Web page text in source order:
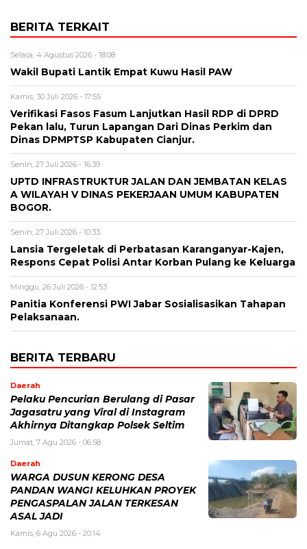
BERITA TERKAIT
Selasa, 4 Agustus 2026 - 18:08
Wakil Bupati Lantik Empat Kuwu Hasil PAW
Kamis, 30 Juli 2026 - 17:55
Verifikasi Fasos Fasum Lanjutkan Hasil RDP di DPRD
Pekan lalu, Turun Lapangan Dari Dinas Perkim dan
Dinas DPMPTSP Kabupaten Cianjur.
Senin, 27 Juli 2026 - 16:39
UPTD INFRASTRUKTUR JALAN DAN JEMBATAN KELAS
A WILAYAH V DINAS PEKERJAAN UMUM KABUPATEN
BOGOR.
Senin, 27 Juli 2026 - 10:33
Lansia Tergeletak di Perbatasan Karanganyar-Kajen,
Respons Cepat Polisi Antar Korban Pulang ke Keluarga
Minggu, 26 Juli 2026 - 12:53
Panitia Konferensi PWI Jabar Sosialisasikan Tahapan
Pelaksanaan.
BERITA TERBARU
Daerah
Pelaku Pencurian Berulang di Pasar
Jagasatru yang Viral di Instagram
Akhirnya Ditangkap Polsek Seltim
Jumat, 7 Agu 2026 - 06:58
Daerah
WARGA DUSUN KERONG DESA
PANDAN WANGI KELUHKAN PROYEK
PENGASPALAN JALAN TERKESAN
ASAL JADI
Kamis, 6 Agu 2026 - 20:14